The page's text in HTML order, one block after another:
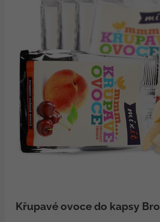
Křupavé ovoce do kapsy